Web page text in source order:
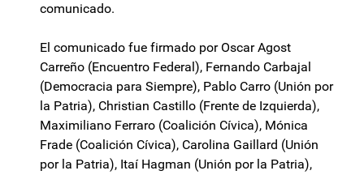
comunicado.
El comunicado fue firmado por Oscar Agost
Carreño (Encuentro Federal), Fernando Carbajal
(Democracia para Siempre), Pablo Carro (Unión por
la Patria), Christian Castillo (Frente de Izquierda),
Maximiliano Ferraro (Coalición Cívica), Mónica
Frade (Coalición Cívica), Carolina Gaillard (Unión
por la Patria), Itaí Hagman (Unión por la Patria),